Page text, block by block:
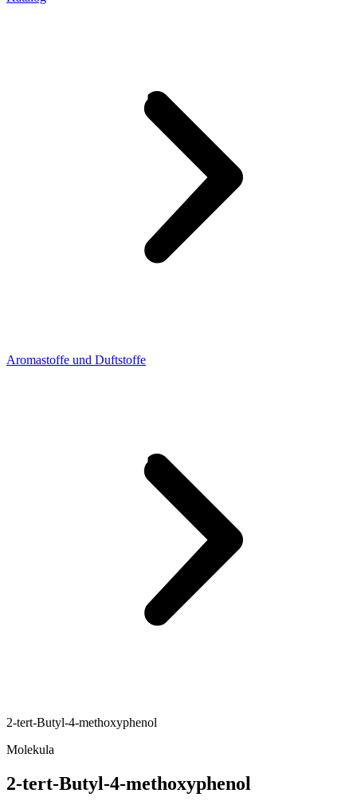
Aromastoffe und Duftstoffe
2-tert-Butyl-4-methoxyphenol
Molekula
2-tert-Butyl-4-methoxyphenol